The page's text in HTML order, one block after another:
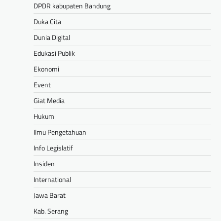
DPDR kabupaten Bandung
Duka Cita
Dunia Digital
Edukasi Publik
Ekonomi
Event
Giat Media
Hukum
Ilmu Pengetahuan
Info Legislatif
Insiden
International
Jawa Barat
Kab. Serang